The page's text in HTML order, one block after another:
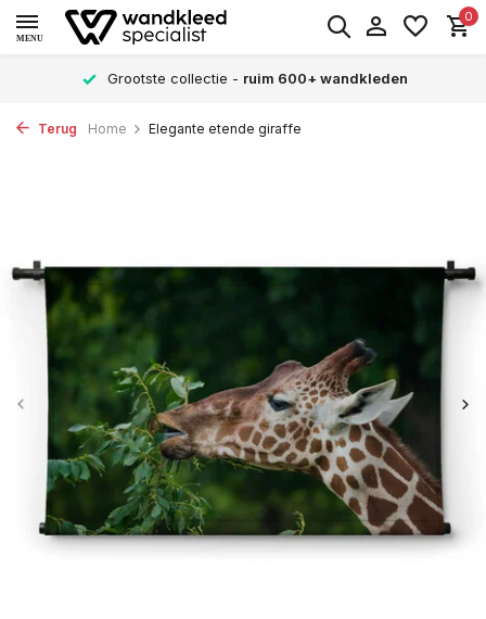
MENU
0
Grootste collectie - ruim 600+ wandkleden
Terug Home Elegante etende giraffe